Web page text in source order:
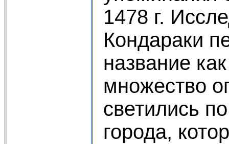
1478 г.
Кондараки
название
множество
светились
города,